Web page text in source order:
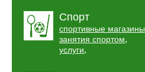
Спорт
спортивные магазины
занятия спортом,
услуги,